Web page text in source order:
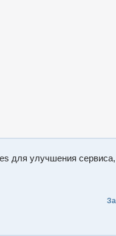
для улучшения